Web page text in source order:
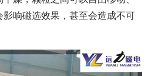
响磁选效果，甚至会造成不可